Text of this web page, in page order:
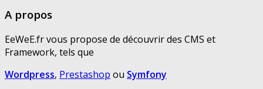
A propos
EeWeE.fr vous propose de découvrir des CMS et
Framework, tels que
Wordpress, Prestashop ou Symfony